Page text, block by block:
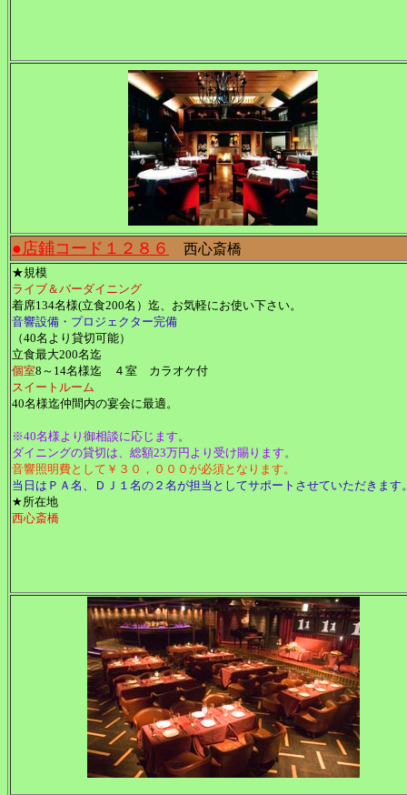
●店鋪コード１２８６ 西心斎橋
★規模
ライブ＆バーダイニング
着席134名様(立食200名）迄、お気軽にお使い下さい。
音響設備・プロジェクター完備
（40名より貸切可能）
立食最大200名迄
個室8～14名様迄 ４室 カラオケ付
スイートルーム
40名様迄仲間内の宴会に最適。
※40名様より御相談に応じます。
ダイニングの貸切は、総額23万円より受け賜ります。
音響照明費として￥３０，０００が必須となります。
当日はＰＡ名、ＤＪ１名の２名が担当としてサポートさせていただきます
★所在地
西心斎橋